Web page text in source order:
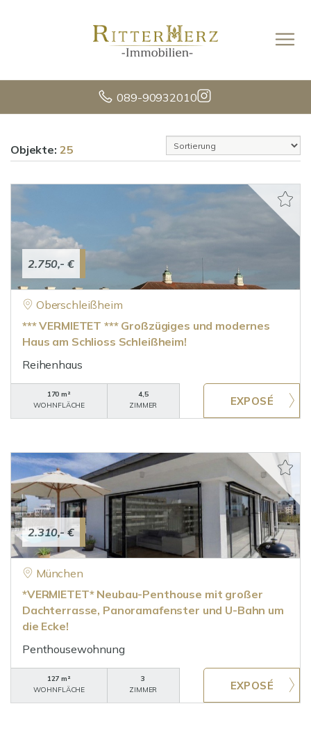
089-90932010
Objekte: 25
2.750,- €
Oberschleißheim
*** VERMIETET *** Großzügiges und modernes
Haus am Schlioss Schleißheim!
Reihenhaus
170 m²
WOHNFLÄCHE
4,5
ZIMMER
2.310,- €
München
*VERMIETET* Neubau-Penthouse mit großer
Dachterrasse, Panoramafenster und U-Bahn um
die Ecke!
Penthousewohnung
127 m²
WOHNFLÄCHE
3
ZIMMER